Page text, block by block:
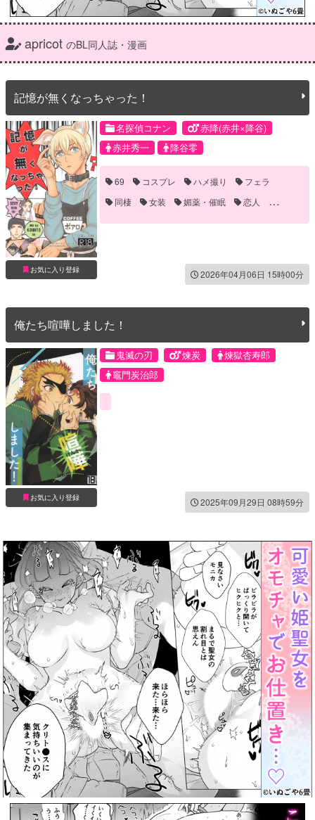
apricot のBL同人誌・漫画
記憶が無くなっちゃった！
お気に入り登録
名探偵コナン
赤降(赤井×降谷)
赤井秀一
降谷零
69 コスプレ ハメ撮り
フェラ
同棲
女装 媚薬・催眠
恋人
笑える(ギャグ)
褐色
2026年04月06日 15時00分
俺たち喧嘩しました！
お気に入り登録
鬼滅の刃 煉炭
煉獄杏寿郎
竈門炭治郎
2025年09月29日 08時59分